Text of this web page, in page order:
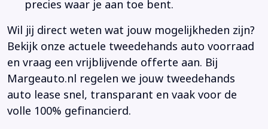
precies waar je aan toe bent.
Wil jij direct weten wat jouw mogelijkheden zijn?
Bekijk onze actuele tweedehands auto voorraad
en vraag een vrijblijvende offerte aan. Bij
Margeauto.nl regelen we jouw tweedehands
auto lease snel, transparant en vaak voor de
volle 100% gefinancierd.